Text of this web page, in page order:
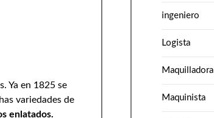
Ya en 1825 se
variedades de
enlatados.
ingeniero
Logista
Maquilladora
Maquinista